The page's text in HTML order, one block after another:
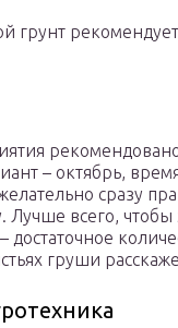
грунт
– октябрь,
сразу
Лучше всего,
груши